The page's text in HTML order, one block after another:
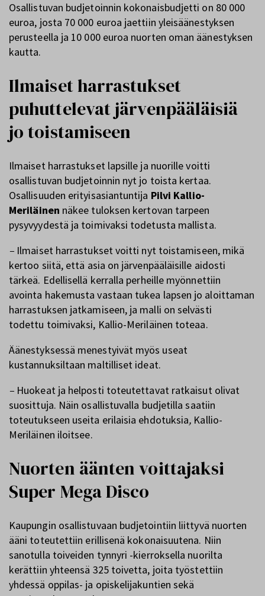
Osallistuvan budjetoinnin kokonaisbudjetti on 80 000
euroa, josta 70 000 euroa jaettiin yleisäänestyksen
perusteella ja 10 000 euroa nuorten oman äänestyksen
kautta.
Ilmaiset harrastukset
puhuttelevat järvenpääläisiä
jo toistamiseen
Ilmaiset harrastukset lapsille ja nuorille voitti
osallistuvan budjetoinnin nyt jo toista kertaa.
Osallisuuden erityisasiantuntija Pilvi Kallio-
Meriläinen näkee tuloksen kertovan tarpeen
pysyvyydestä ja toimivaksi todetusta mallista.
– Ilmaiset harrastukset voitti nyt toistamiseen, mikä
kertoo siitä, että asia on järvenpääläisille aidosti
tärkeä. Edellisellä kerralla perheille myönnettiin
avointa hakemusta vastaan tukea lapsen jo aloittaman
harrastuksen jatkamiseen, ja malli on selvästi
todettu toimivaksi, Kallio-Meriläinen toteaa.
Äänestyksessä menestyivät myös useat
kustannuksiltaan maltilliset ideat.
– Huokeat ja helposti toteutettavat ratkaisut olivat
suosittuja. Näin osallistuvalla budjetilla saatiin
toteutukseen useita erilaisia ehdotuksia, Kallio-
Meriläinen iloitsee.
Nuorten äänten voittajaksi
Super Mega Disco
Kaupungin osallistuvaan budjetointiin liittyvä nuorten
ääni toteutettiin erillisenä kokonaisuutena. Niin
sanotulla toiveiden tynnyri -kierroksella nuorilta
kerättiin yhteensä 325 toivetta, joita työstettiin
yhdessä oppilas- ja opiskelijakuntien sekä